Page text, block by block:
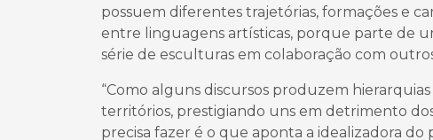
possuem diferentes trajetórias, formações e
entre linguagens artísticas, porque parte de
série de esculturas em colaboração com
“Como alguns discursos produzem
territórios, prestigiando uns em detrimento
precisa fazer é o que aponta a idealizadora do